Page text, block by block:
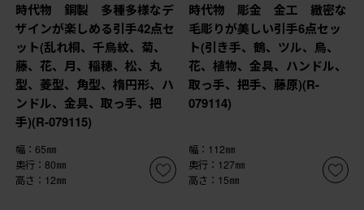
時代物 銅製 多種多様なデ
ザインが楽しめる引手42点セ
ット(乱れ桐、千鳥紋、菊、
藤、花、月、稲穂、松、丸
型、菱型、角型、楕円形、ハ
ンドル、金具、取っ手、把
手)(R-079115)
幅：65㎜
奥行：80㎜
高さ：12㎜
時代物 彫金 金工 緻密な
毛彫りが美しい引手6点セッ
ト(引き手、鶴、ツル、鳥、
花、植物、金具、ハンドル、
取っ手、把手、藤原)(R-
079114)
幅：112㎜
奥行：127㎜
高さ：15㎜